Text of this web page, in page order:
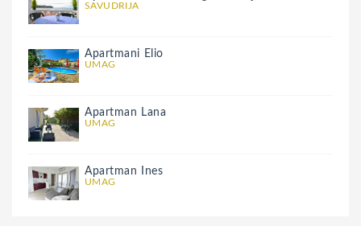
SAVUDRIJA
Apartmani Elio
UMAG
Apartman Lana
UMAG
Apartman Ines
UMAG